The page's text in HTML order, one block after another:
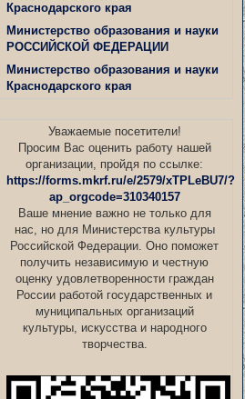
Краснодарского края
Министерство образования и науки
РОССИЙСКОЙ ФЕДЕРАЦИИ
Министерство образования и науки
Краснодарского края
Уважаемые посетители!
Просим Вас оценить работу нашей
организации, пройдя по ссылке:
https://forms.mkrf.ru/e/2579/xTPLeBU7/?
ap_orgcode=310340157
Ваше мнение важно не только для
нас, но для Министерства культуры
Российской Федерации. Оно поможет
получить независимую и честную
оценку удовлетворенности граждан
России работой государственных и
муниципальных организаций
культуры, искусства и народного
творчества.